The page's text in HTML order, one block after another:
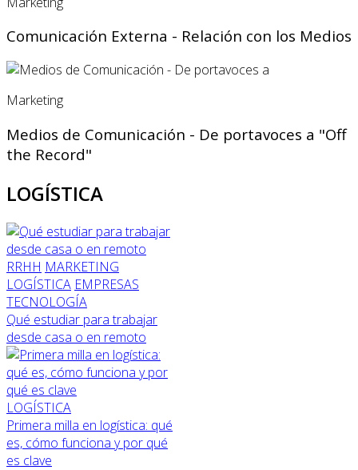
Comunicación Externa - Relación con los Medios
Marketing
Medios de Comunicación - De portavoces a "Off
the Record"
LOGÍSTICA
RRHH MARKETING
LOGÍSTICA EMPRESAS
TECNOLOGÍA
Qué estudiar para trabajar
desde casa o en remoto
LOGÍSTICA
Primera milla en logística: qué
es, cómo funciona y por qué
es clave